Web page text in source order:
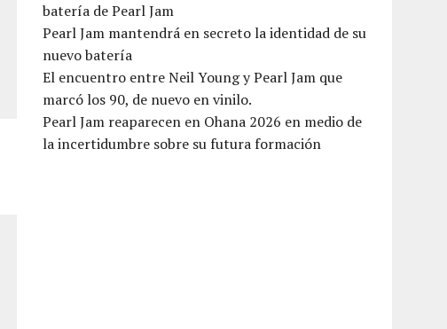
batería de Pearl Jam
Pearl Jam mantendrá en secreto la identidad de su
nuevo batería
El encuentro entre Neil Young y Pearl Jam que
marcó los 90, de nuevo en vinilo.
Pearl Jam reaparecen en Ohana 2026 en medio de
la incertidumbre sobre su futura formación